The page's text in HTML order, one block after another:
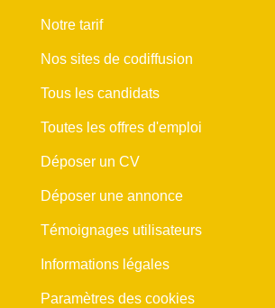
Notre tarif
Nos sites de codiffusion
Tous les candidats
Toutes les offres d'emploi
Déposer un CV
Déposer une annonce
Témoignages utilisateurs
Informations légales
Paramètres des cookies